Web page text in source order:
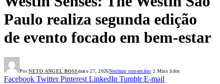
Paulo realiza segunda edição
de evento focado em bem-estar
Por NETO ANGEL BOSSmaio 27, 2026Nenhum comentário 2 Mins lidos
Facebook Twitter Pinterest LinkedIn Tumblr E-mail